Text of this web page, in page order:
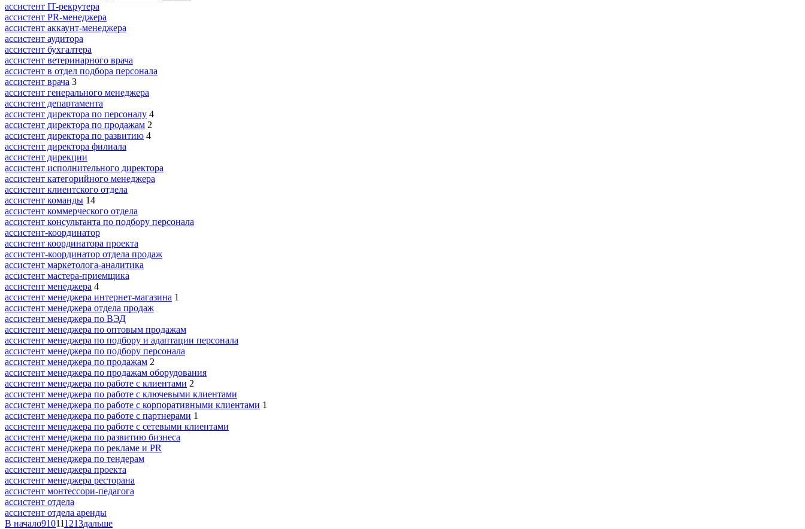
ассистент IT-рекрутера
ассистент PR-менеджера
ассистент аккаунт-менеджера
ассистент аудитора
ассистент бухгалтера
ассистент ветеринарного врача
ассистент в отдел подбора персонала
ассистент врача 3
ассистент генерального менеджера
ассистент департамента
ассистент директора по персоналу 4
ассистент директора по продажам 2
ассистент директора по развитию 4
ассистент директора филиала
ассистент дирекции
ассистент исполнительного директора
ассистент категорийного менеджера
ассистент клиентского отдела
ассистент команды 14
ассистент коммерческого отдела
ассистент консультанта по подбору персонала
ассистент-координатор
ассистент координатора проекта
ассистент-координатор отдела продаж
ассистент маркетолога-аналитика
ассистент мастера-приемщика
ассистент менеджера 4
ассистент менеджера интернет-магазина 1
ассистент менеджера отдела продаж
ассистент менеджера по ВЭД
ассистент менеджера по оптовым продажам
ассистент менеджера по подбору и адаптации персонала
ассистент менеджера по подбору персонала
ассистент менеджера по продажам 2
ассистент менеджера по продажам оборудования
ассистент менеджера по работе с клиентами 2
ассистент менеджера по работе с ключевыми клиентами
ассистент менеджера по работе с корпоративными клиентами 1
ассистент менеджера по работе с партнерами 1
ассистент менеджера по работе с сетевыми клиентами
ассистент менеджера по развитию бизнеса
ассистент менеджера по рекламе и PR
ассистент менеджера по тендерам
ассистент менеджера проекта
ассистент менеджера ресторана
ассистент монтессори-педагога
ассистент отдела
ассистент отдела аренды
В начало910111213дальше